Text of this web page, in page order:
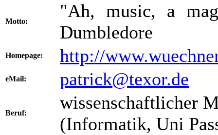
Motto:
"Ah, music, a
Dumbledore
Homepage: http://
eMail: patrick@texor.de
Beruf:
wissenschaftlicher
(Informatik, Uni